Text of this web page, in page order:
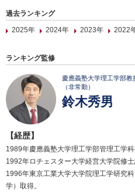
過去ランキング
2025年
2024年 2023年 2022
ランキング監修
慶應義塾大学理工学部
（非常勤）
鈴木秀男
【経歴】
1989年慶應義塾大学理工学部管理工学科
1992年ロチェスター大学経営大学院修士
1996年東京工業大学大学院理工学研究
学）取得。